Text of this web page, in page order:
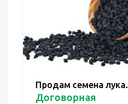
Продам семена лука.
Договорная